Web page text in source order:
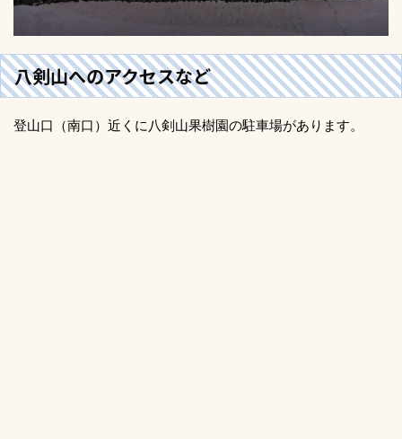
八剣山へのアクセスなど
登山口（南口）近くに八剣山果樹園の駐車場があります。